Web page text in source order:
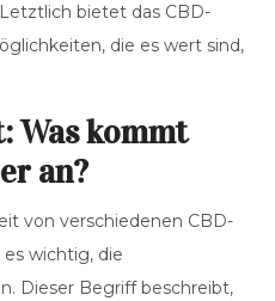
bietet das CBD-
die es wert sind,
Was kommt
an?
von verschiedenen CBD-
wichtig, die
Dieser Begriff beschreibt,